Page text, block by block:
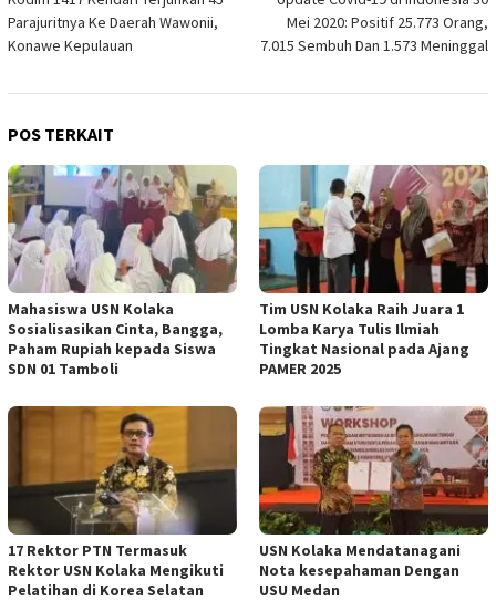
pos
Parajuritnya Ke Daerah Wawonii,
Konawe Kepulauan
Mei 2020: Positif 25.773 Orang,
7.015 Sembuh Dan 1.573 Meninggal
POS TERKAIT
Mahasiswa USN Kolaka
Sosialisasikan Cinta, Bangga,
Paham Rupiah kepada Siswa
SDN 01 Tamboli
Tim USN Kolaka Raih Juara 1
Lomba Karya Tulis Ilmiah
Tingkat Nasional pada Ajang
PAMER 2025
17 Rektor PTN Termasuk
Rektor USN Kolaka Mengikuti
Pelatihan di Korea Selatan
USN Kolaka Mendatanagani
Nota kesepahaman Dengan
USU Medan